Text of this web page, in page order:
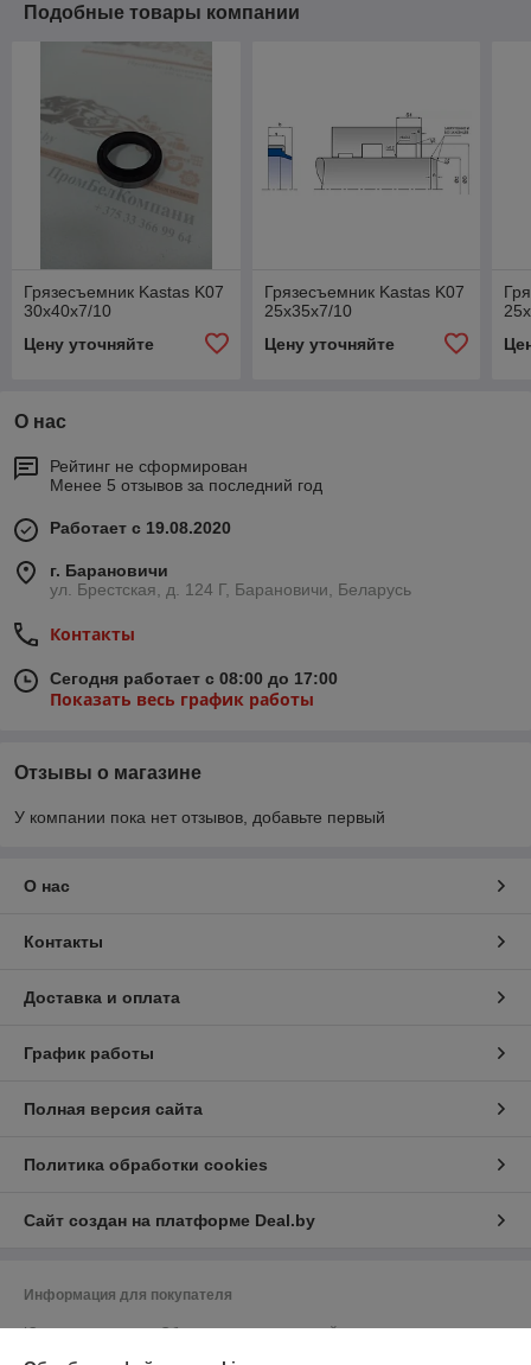
Подобные товары компании
Грязесъемник Kastas K07
30х40х7/10
Цену уточняйте
Грязесъемник Kastas K07
25х35х7/10
Цену уточняйте
О нас
Рейтинг не сформирован
Менее 5 отзывов за последний год
Работает с 19.08.2020
г. Барановичи
ул. Брестская, д. 124 Г, Барановичи, Беларусь
Контакты
Сегодня работает с 08:00 до 17:00
Показать весь график работы
Отзывы о магазине
У компании пока нет отзывов, добавьте первый
О нас
Контакты
Доставка и оплата
График работы
Полная версия сайта
Политика обработки cookies
Сайт создан на платформе Deal.by
Информация для покупателя
Юридическое лицо:Общество с ограниченной ответственностью